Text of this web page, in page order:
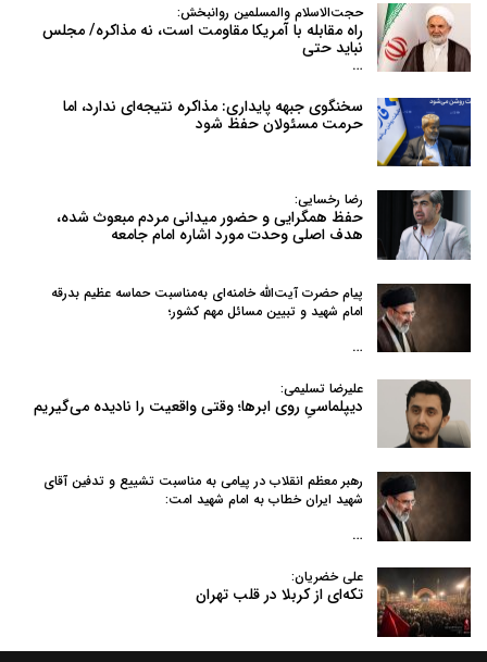
حجت‌الاسلام والمسلمین روانبخش:
راه مقابله با آمریکا مقاومت است، نه مذاکره/ مجلس
نباید حتی
…
سخنگوی جبهه پایداری: مذاکره نتیجه‌ای ندارد، اما
حرمت مسئولان حفظ شود
رضا رخسایی:
حفظ همگرایی و حضور میدانی مردم مبعوث شده،
هدف اصلی وحدت مورد اشاره امام جامعه
پیام حضرت آیت‌الله خامنه‌ای به‌مناسبت حماسه عظیم بدرقه
امام شهید و تبیین مسائل مهم کشور؛
…
علیرضا تسلیمی:
دیپلماسیِ روی ابرها؛ وقتی واقعیت را نادیده می‌گیریم
رهبر معظم انقلاب در پیامی به‌ مناسبت تشییع و تدفین آقای
شهید ایران خطاب به امام شهید امت:
…
علی خضریان:
تکه‌ای از کربلا در قلب تهران